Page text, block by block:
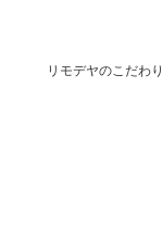
リモデヤのこだわり